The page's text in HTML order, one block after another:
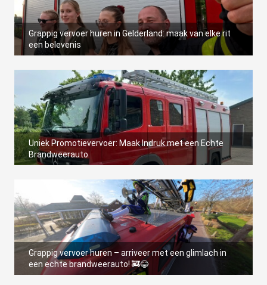
Grappig vervoer huren in Gelderland: maak van elke rit
een belevenis
Uniek Promotievervoer: Maak Indruk met een Echte
Brandweerauto
Grappig vervoer huren – arriveer met een glimlach in
een echte brandweerauto! 🚒😂